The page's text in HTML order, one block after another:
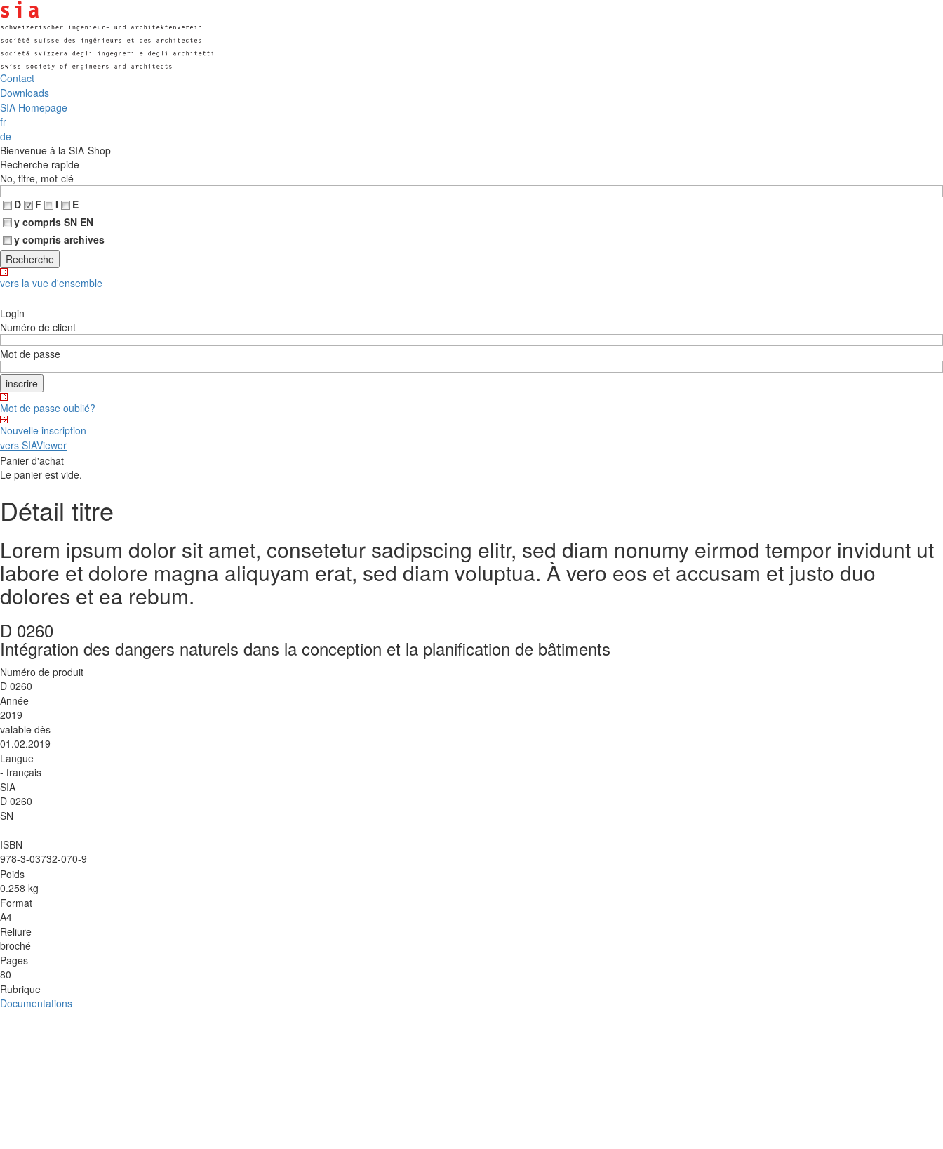
Contact
Downloads
SIA Homepage
fr
de
Bienvenue à la SIA-Shop
Recherche rapide
No, titre, mot-clé
D
F I
E
y compris SN EN
y compris archives
vers la vue d'ensemble
Login
Numéro de client
Mot de passe
Mot de passe oublié?
Nouvelle inscription
vers SIAViewer
Panier d'achat
Le panier est vide.
Détail titre
Lorem ipsum dolor sit amet, consetetur sadipscing elitr, sed diam nonumy eirmod tempor invidunt ut
labore et dolore magna aliquyam erat, sed diam voluptua. À vero eos et accusam et justo duo
dolores et ea rebum.
D 0260
Intégration des dangers naturels dans la conception et la planification de bâtiments
Numéro de produit
D 0260
Année
2019
valable dès
01.02.2019
Langue
- français
SIA
D 0260
SN
ISBN
978-3-03732-070-9
Poids
0.258 kg
Format
A4
Reliure
broché
Pages
80
Rubrique
Documentations